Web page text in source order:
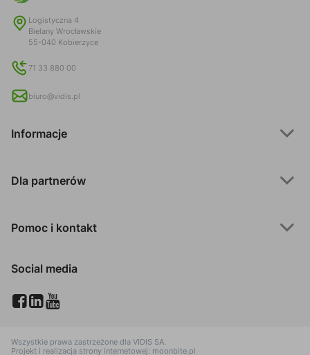
Logistyczna 4
Bielany Wrocławskie
55-040 Kobierzyce
71 33 880 00
biuro@vidis.pl
Informacje
Dla partnerów
Pomoc i kontakt
Social media
Wszystkie prawa zastrzeżone dla VIDIS SA.
Projekt i realizacja strony internetowej: moonbite.pl